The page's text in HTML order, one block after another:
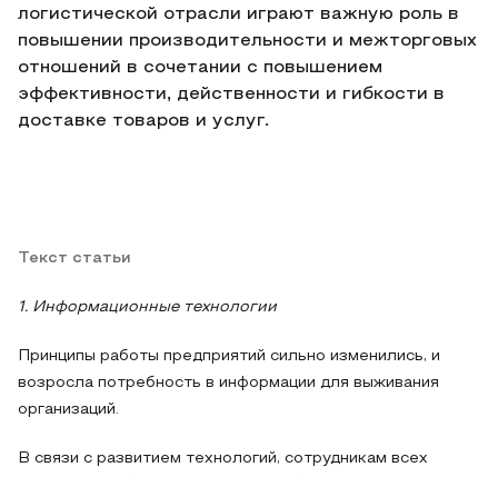
логистической отрасли играют важную роль в
повышении производительности и межторговых
отношений в сочетании с повышением
эффективности, действенности и гибкости в
доставке товаров и услуг.
Текст статьи
1. Информационные технологии
Принципы работы предприятий сильно изменились, и
возросла потребность в информации для выживания
организаций.
В связи с развитием технологий, сотрудникам всех